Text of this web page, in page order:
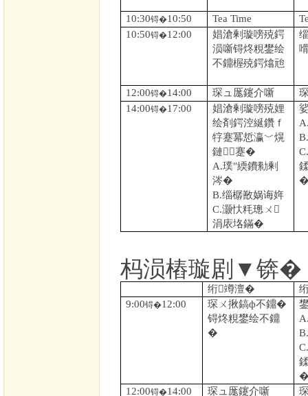
10:30锝�10:50 Tea Time
10:50锝�12:00
娼滄剰璇嗙殑鍔
涢噺锝炵粯鐢绘
不鐤楃殑鍔熻兘
12:00锝�14:00 琛ュ厖鑳介噺
14:00锝�17:00
娼滄剰璇嗙殑娌
绘剤鍔涳綖鑽ｆ
牸蹇冪悊瀛﹀熀
鏈蹇�
A.璞″緛鐨勬剰
涔�
B.缁樼敾娲诲姩
C.灏忕粍璁ㄨ
涓庡垎鏋�
杩涢樁璇剧▼锛�
绗竴澶�
9:00锝�12:00
琛ㄨ揪鎬ф不鐤�
锝炵粯鐢绘不鐤
�
12:00锝�14:00 琛ュ厖鑳介噺